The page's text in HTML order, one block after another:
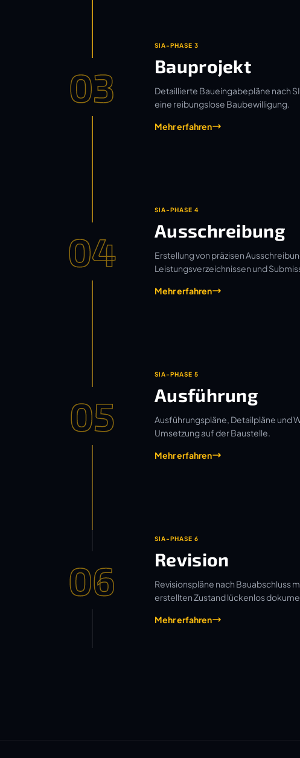
03
SIA-PHASE 3
Bauprojekt
Detaillierte Baueingabepläne nach
eine reibungslose Baubewilligung.
Mehr erfahren
04
SIA-PHASE 4
Ausschreibung
Erstellung von präzisen
Leistungsverzeichnissen und
Mehr erfahren
05
SIA-PHASE 5
Ausführung
Ausführungspläne, Detailpläne und
Umsetzung auf der Baustelle.
Mehr erfahren
06
SIA-PHASE 6
Revision
Revisionspläne nach Bauabschluss
erstellten Zustand lückenlos
Mehr erfahren